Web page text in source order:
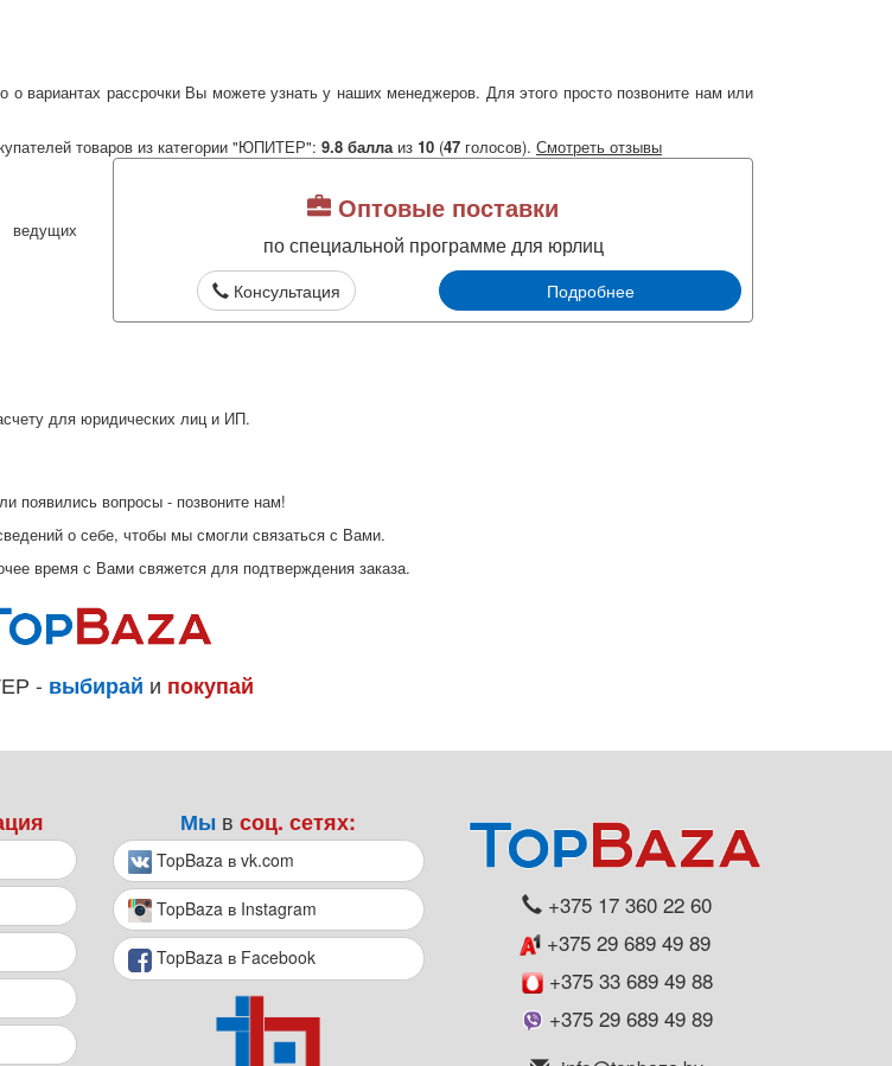
рассрочки Вы можете узнать у наших менеджеров. Для этого просто позвоните нам или
товаров из категории "ЮПИТЕР": 9.8 баллаиз 10 (47 голосов). Смотреть отзывы
Оптовые поставки
по специальной программе для юрлиц
Консультация Подробнее
для юридических лиц и ИП.
появились вопросы - позвоните нам!
о себе, чтобы мы смогли связаться с Вами.
время с Вами свяжется для подтверждения заказа.
- выбирай и покупай
Мы всоц. сетях:
TopBaza в vk.com
TopBaza в Instagram
TopBaza в Facebook
+375 17 360 22 60
+375 29 689 49 89
+375 33 689 49 88
+375 29 689 49 89